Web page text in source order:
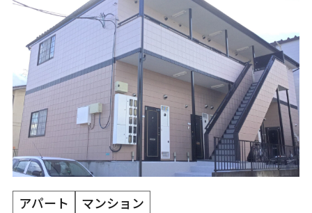
アパート マンション